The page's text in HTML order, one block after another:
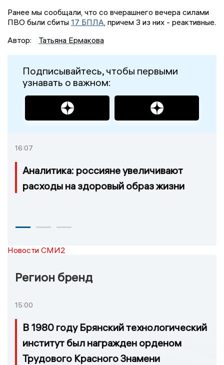
Ранее мы сообщали, что со вчерашнего вечера силами
ПВО были сбиты 17 БПЛА, причем 3 из них - реактивные.
Автор:
Татьяна Ермакова
Подписывайтесь, чтобы первыми
узнавать о важном:
16:07
Аналитика: россияне увеличивают
расходы на здоровый образ жизни
Новости СМИ2
Регион бренд
15:00
В 1980 году Брянский технологический
институт был награжден орденом
Трудового Красного Знамени